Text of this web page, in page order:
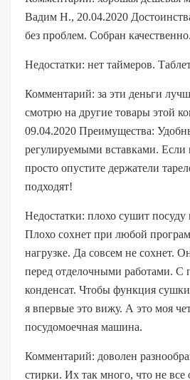
Вадим Н., 20.04.2020
без проблем. Собран качественно.
Недостатки: нет таймеров.
Комментарий: за эти деньги
смотрю на другие товары этой
09.04.2020 Преимущества:
регулируемыми вставками. Если
просто опустите держатели
подходят!
Недостатки: плохо сушит
Плохо сохнет при любой
нагрузке. Да совсем не сохнет.
перед отделочными работами. С
конденсат. Чтобы функция сушки
я впервые это вижу. А это моя
посудомоечная машина.
Комментарий: доволен
стирки. Их так много, что не